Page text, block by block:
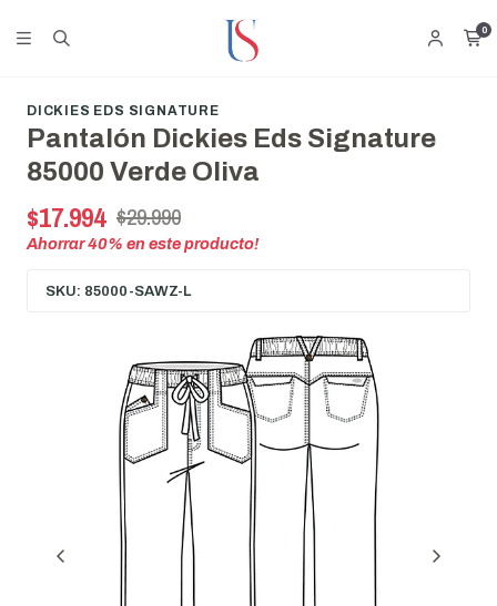
0
DICKIES EDS SIGNATURE
Pantalón Dickies Eds Signature
85000 Verde Oliva
$17.994 $29.990
Ahorrar40% en este producto!
SKU: 85000-SAWZ-L